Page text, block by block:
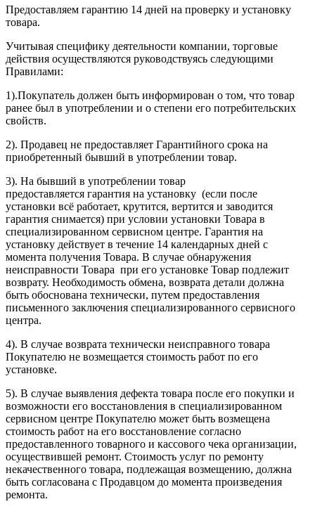
Предоставляем гарантию 14 дней на проверку и установку
товара.
Учитывая специфику деятельности компании, торговые
действия осуществляются руководствуясь следующими
Правилами:
1).Покупатель должен быть информирован о том, что товар
ранее был в употреблении и о степени его потребительских
свойств.
2). Продавец не предоставляет Гарантийного срока на
приобретенный бывший в употреблении товар.
3). На бывший в употреблении товар
предоставляется гарантия на установку (если после
установки всё работает, крутится, вертится и заводится
гарантия снимается) при условии установки Товара в
специализированном сервисном центре. Гарантия на
установку действует в течение 14 календарных дней с
момента получения Товара. В случае обнаружения
неисправности Товара при его установке Товар подлежит
возврату. Необходимость обмена, возврата детали должна
быть обоснована технически, путем предоставления
письменного заключения специализированного сервисного
центра.
4). В случае возврата технически неисправного товара
Покупателю не возмещается стоимость работ по его
установке.
5). В случае выявления дефекта товара после его покупки и
возможности его восстановления в специализированном
сервисном центре Покупателю может быть возмещена
стоимость работ на его восстановление согласно
предоставленного товарного и кассового чека организации,
осуществившей ремонт. Стоимость услуг по ремонту
некачественного товара, подлежащая возмещению, должна
быть согласована с Продавцом до момента произведения
ремонта.